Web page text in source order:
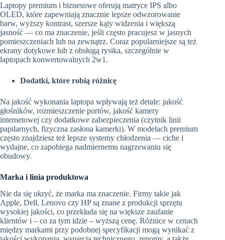
Laptopy premium i biznesowe oferują matryce IPS albo
OLED, które zapewniają znacznie lepsze odwzorowanie
barw, wyższy kontrast, szersze kąty widzenia i większą
jasność — co ma znaczenie, jeśli często pracujesz w jasnych
pomieszczeniach lub na zewnątrz. Coraz popularniejsze są też
ekrany dotykowe lub z obsługą rysika, szczególnie w
laptopach konwertowalnych 2w1.
Dodatki, które robią różnicę
Na jakość wykonania laptopa wpływają też detale: jakość
głośników, rozmieszczenie portów, jakość kamery
internetowej czy dodatkowe zabezpieczenia (czytnik linii
papilarnych, fizyczna zasłona kamerki). W modelach premium
często znajdziesz też lepsze systemy chłodzenia — ciche i
wydajne, co zapobiega nadmiernemu nagrzewaniu się
obudowy.
Marka i linia produktowa
Nie da się ukryć, że marka ma znaczenie. Firmy takie jak
Apple, Dell, Lenovo czy HP są znane z produkcji sprzętu
wysokiej jakości, co przekłada się na większe zaufanie
klientów i – co za tym idzie – wyższą cenę. Różnice w cenach
między markami przy podobnej specyfikacji mogą wynikać z